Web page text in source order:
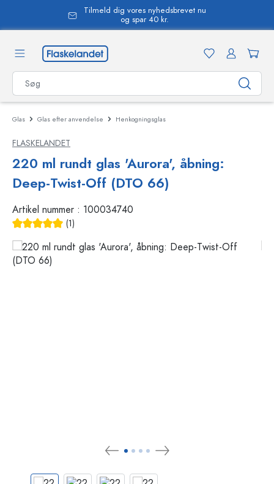
Tilmeld dig vores nyhedsbrevet nu
og spar 40 kr.
Glas Glas efter anvendelse Henkogningsglas
FLASKELANDET
220 ml rundt glas 'Aurora', åbning:
Deep-Twist-Off (DTO 66)
Artikel nummer : 100034740
(1)